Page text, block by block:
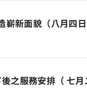
新面貌（八月四日
之服務安排（ 七月